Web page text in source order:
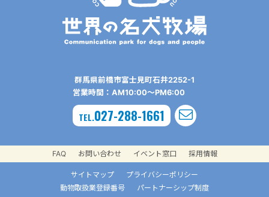
群⾺県前橋市富⼠⾒町⽯井2252-1
営業時間：AM10:00〜PM6:00
TEL.027-288-1661
FAQ お問い合わせ イベント窓口 採用情報
サイトマップ
プライバシーポリシー
動物取扱業登録番号
パートナーシップ制度